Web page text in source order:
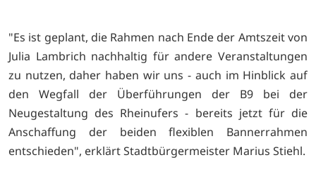
"Es ist geplant, die Rahmen nach Ende der Amtszeit von
Julia Lambrich nachhaltig für andere Veranstaltungen
zu nutzen, daher haben wir uns - auch im Hinblick auf
den Wegfall der Überführungen der B9 bei der
Neugestaltung des Rheinufers - bereits jetzt für die
Anschaffung der beiden flexiblen Bannerrahmen
entschieden", erklärt Stadtbürgermeister Marius Stiehl.